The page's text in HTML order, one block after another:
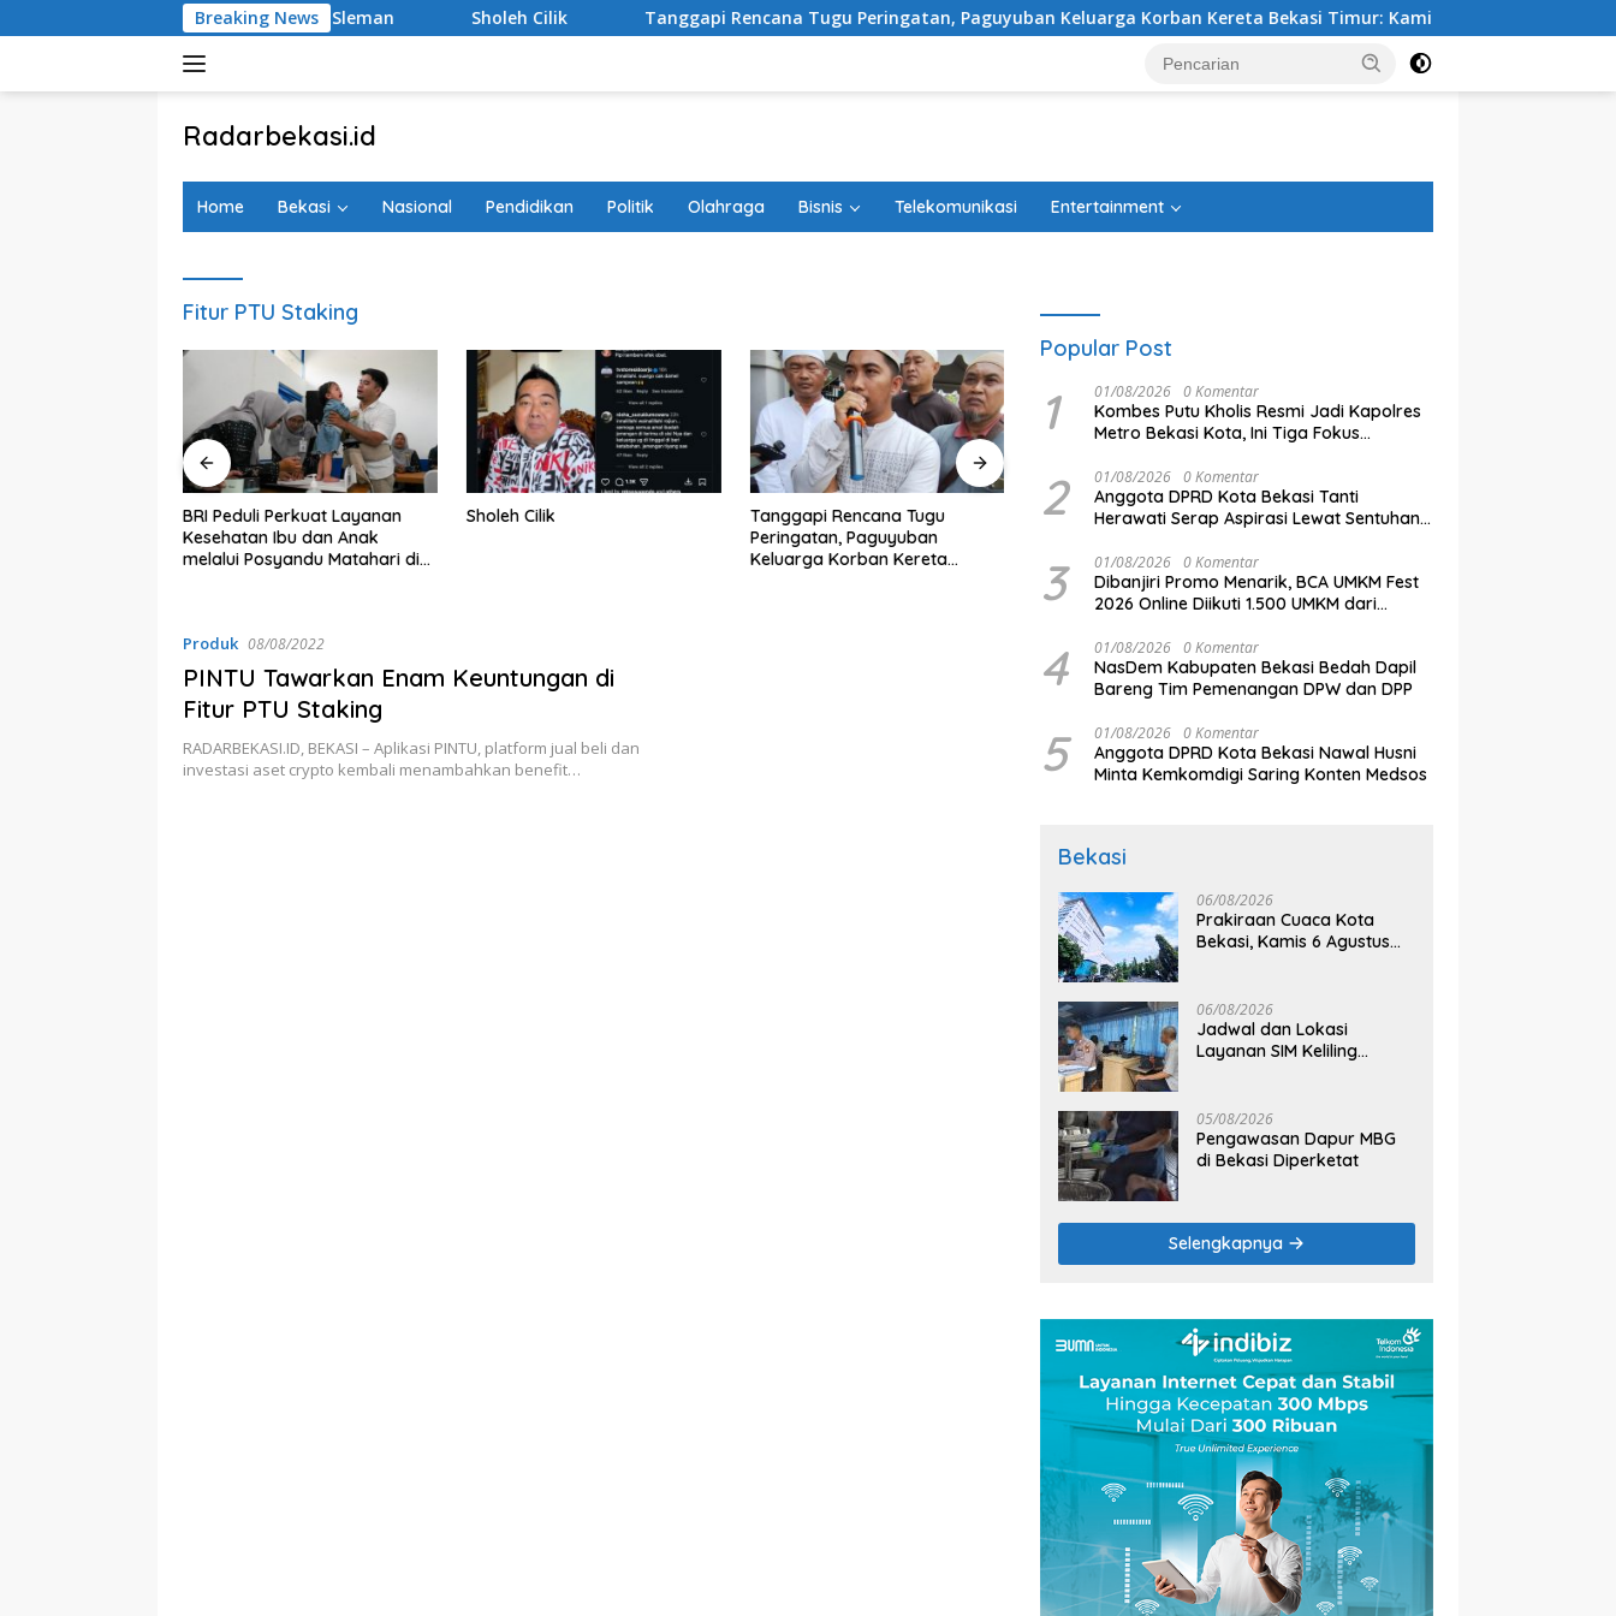
ke
Breaking News
Brilian Hargobinangun Sleman Sholeh Cilik Tanggapi Rencana Tugu Peringatan, Paguyuban Keluarga Korban Kereta Bekasi Timur: Kami Ingin Perbaikan Sistem
Radarbekasi.id
Bekasi
Home Bekasi Nasional Pendidikan Politik Olahraga Bisnis Telekomunikasi Entertainment
Fitur PTU Staking
BRI Peduli Perkuat Layanan
Kesehatan Ibu dan Anak
melalui Posyandu Matahari di
Sholeh Cilik
Tanggapi Rencana Tugu
Peringatan, Paguyuban
Keluarga Korban Kereta
Debu Tegal Danas Cikarang
Sampaikan Sejumlah Tuntutan
Ketua DPRD Kota Bekasi Sardi
Publik
Produk 08/08/2022
PINTU Tawarkan Enam Keuntungan di
Fitur PTU Staking
RADARBEKASI.ID, BEKASI – Aplikasi PINTU, platform jual beli dan
investasi aset crypto kembali menambahkan benefit…
Popular Post
1 01/08/2026 0 Komentar
Kombes Putu Kholis Resmi Jadi Kapolres
Metro Bekasi Kota, Ini Tiga Fokus
2 01/08/2026 0 Komentar
Anggota DPRD Kota Bekasi Tanti
Herawati Serap Aspirasi Lewat Sentuhan
3 01/08/2026 0 Komentar
Dibanjiri Promo Menarik, BCA UMKM Fest
2026 Online Diikuti 1.500 UMKM dari
4 01/08/2026 0 Komentar
NasDem Kabupaten Bekasi Bedah Dapil
Bareng Tim Pemenangan DPW dan DPP
5 01/08/2026 0 Komentar
Anggota DPRD Kota Bekasi Nawal Husni
Minta Kemkomdigi Saring Konten Medsos
Bekasi
06/08/2026
Prakiraan Cuaca Kota
Bekasi, Kamis 6 Agustus
06/08/2026
Jadwal dan Lokasi
Layanan SIM Keliling
05/08/2026
Pengawasan Dapur MBG
di Bekasi Diperketat
Selengkapnya